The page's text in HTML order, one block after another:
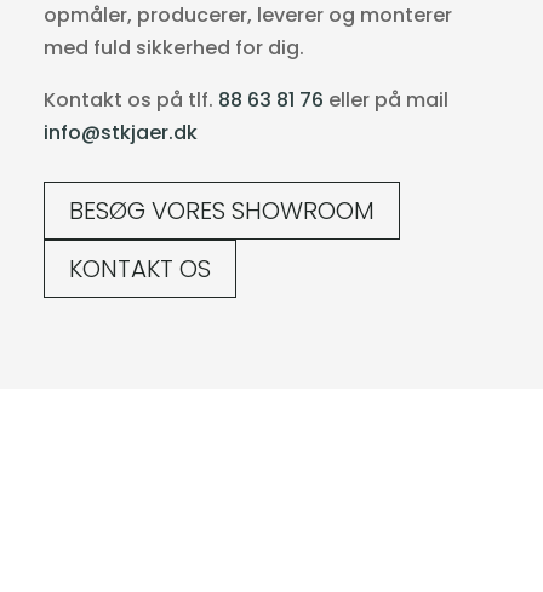
opmåler, producerer, leverer og monterer
med fuld sikkerhed for dig.
Kontakt os på tlf. 88 63 81 76 eller på mail
info@stkjaer.dk
BESØG VORES SHOWROOM
KONTAKT OS